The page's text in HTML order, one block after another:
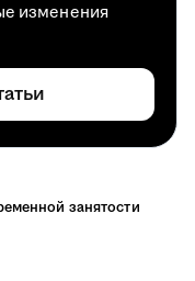
изменения
занятости